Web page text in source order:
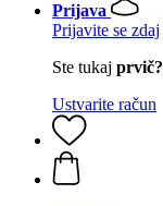
Prijava
Prijavite se zdaj
Ste tukaj prvič?
Ustvarite račun